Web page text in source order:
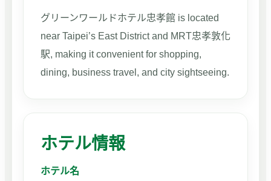
グリーンワールドホテル忠孝館 is located
near Taipei’s East District and MRT忠孝敦化
駅, making it convenient for shopping,
dining, business travel, and city sightseeing.
ホテル情報
ホテル名